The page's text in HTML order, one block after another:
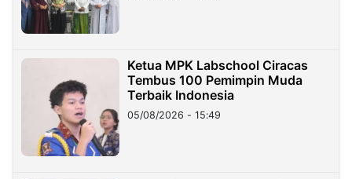
Ketua MPK Labschool Ciracas
Tembus 100 Pemimpin Muda
Terbaik Indonesia
05/08/2026 - 15:49